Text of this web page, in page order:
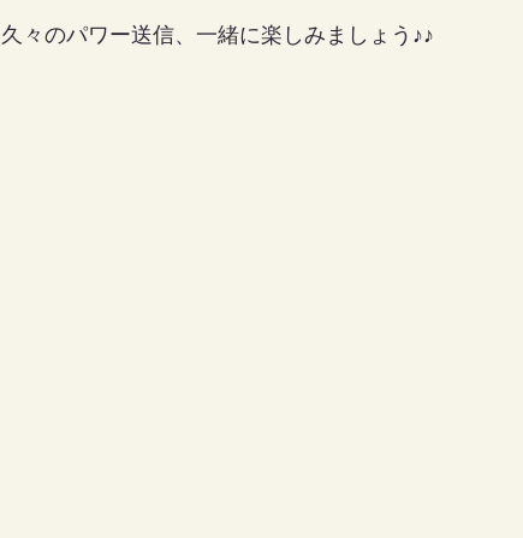
久々のパワー送信、一緒に楽しみましょう♪♪